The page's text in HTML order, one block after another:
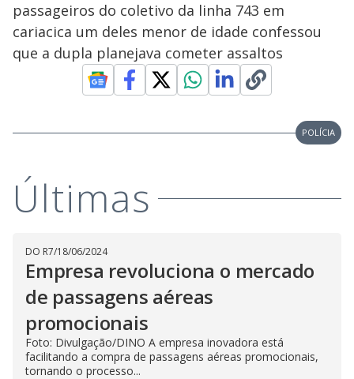
passageiros do coletivo da linha 743 em
cariacica um deles menor de idade confessou
que a dupla planejava cometer assaltos
POLÍCIA
Últimas
DO R7/18/06/2024
Empresa revoluciona o mercado
de passagens aéreas
promocionais
Foto: Divulgação/DINO A empresa inovadora está
facilitando a compra de passagens aéreas promocionais,
tornando o processo...